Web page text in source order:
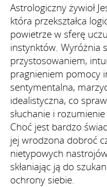
Astrologiczny żywioł
która przekształca
powietrze w sferę
instynktów. Wyróżnia
przystosowaniem,
pragnieniem pomocy
sentymentalna,
idealistyczna, co
słuchanie i
Choć jest bardzo
jej wrodzona dobroć
nietypowych
skłaniając ją do
ochrony siebie.